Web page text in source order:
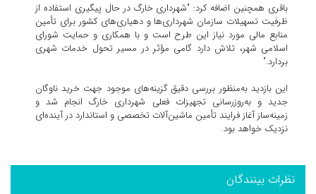
باقری همچنین اضافه کرد: "شهرداری خارگ در حال پیگیری استفاده از
ظرفیت تسهیلات سازمان شهرداری‌ها و دهیاری‌های کشور برای تأمین
منابع مالی مورد نیاز این طرح است و با همکاری و حمایت شورای
اسلامی شهر، تلاش دارد گامی مؤثر در مسیر تحول خدمات شهری
بردارد."
این بازدید به‌منظور بررسی دقیق گزینه‌های موجود جهت خرید ناوگان
جدید و به‌روزرسانی تجهیزات فعلی شهرداری خارگ انجام شد و
زمینه‌ساز آغاز فرایند تأمین ماشین‌آلات تخصصی و استاندارد در آینده‌ای
نزدیک خواهد بود.
نظرات بینندگان